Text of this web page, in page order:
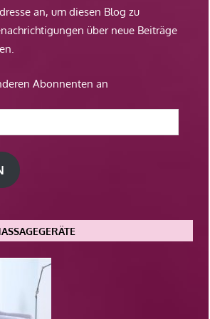
an, um diesen Blog zu
über neue Beiträge
Abonnenten an